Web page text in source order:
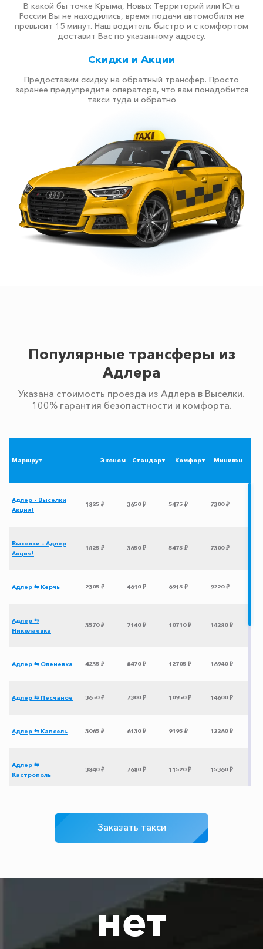
В какой бы точке Крыма, Новых Территорий или Юга
России Вы не находились, время подачи автомобиля не
превысит 15 минут. Наш водитель быстро и с комфортом
доставит Вас по указанному адресу.
Скидки и Акции
Предоставим скидку на обратный трансфер. Просто
заранее предупредите оператора, что вам понадобится
такси туда и обратно
Популярные трансферы из
Адлера
Указана стоимость проезда из Адлера в Выселки.
100% гарантия безопастности и комфорта.
Маршрут Эконом Стандарт Комфорт Минивэн
Адлер - Выселки
Акция!
1825 ₽ 3650 ₽ 5475 ₽ 7300 ₽
Выселки - Адлер
Акция!
1825 ₽ 3650 ₽ 5475 ₽ 7300 ₽
Адлер ⇆ Керчь 2305 ₽ 4610 ₽ 6915 ₽ 9220 ₽
Адлер ⇆
Николаевка
3570 ₽ 7140 ₽ 10710 ₽ 14280 ₽
Адлер ⇆ Оленевка 4235 ₽ 8470 ₽ 12705 ₽ 16940 ₽
Адлер ⇆ Песчаное 3650 ₽ 7300 ₽ 10950 ₽ 14600 ₽
Адлер ⇆ Капсель 3065 ₽ 6130 ₽ 9195 ₽ 12260 ₽
Адлер ⇆
Кастрополь
3840 ₽ 7680 ₽ 11520 ₽ 15360 ₽
3195 ₽ 6390 ₽ 9585 ₽
Минеральные Воды
1050 ₽ 2100 ₽
Заказать такси
нет